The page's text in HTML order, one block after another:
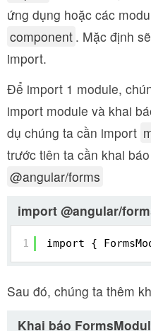
ứng dụng hoặc các
component . Mặc định
import.
Để import 1 module,
import module và khai
dụ chúng ta cần import
trước tiên ta cần khai
@angular/forms
import @angular/
1 import {
Sau đó, chúng ta thêm
Khai báo